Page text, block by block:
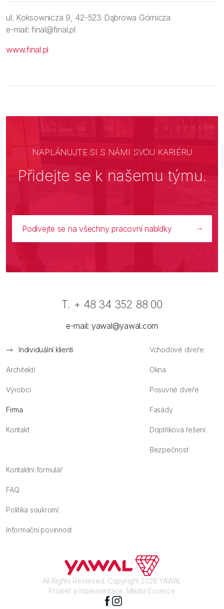
ul. Koksownicza 9, 42-523 Dąbrowa Górnicza
e-mail: final@final.pl
www.final.pl
NAPLÁNUJTE SI S NÁMI SVOU KARIÉRU
Přidejte se k našemu týmu.
Podívejte se na všechny pracovní nabídky
Individuální klienti
Architekti
Výrobci
Firma
Kontakt
Vchodové dveře
Okna
Posuvné dveře
Fasády
Doplňková řešení
Bezpečnost
Kontaktní formulář
FAQ
Politika soukromí
Informační povinnost
T. + 48 34 352 88 00
e-mail: yawal@yawal.com
All Rights Reserved. Copyright 2026 YAWAL
Projekt a implementace: Media Essence